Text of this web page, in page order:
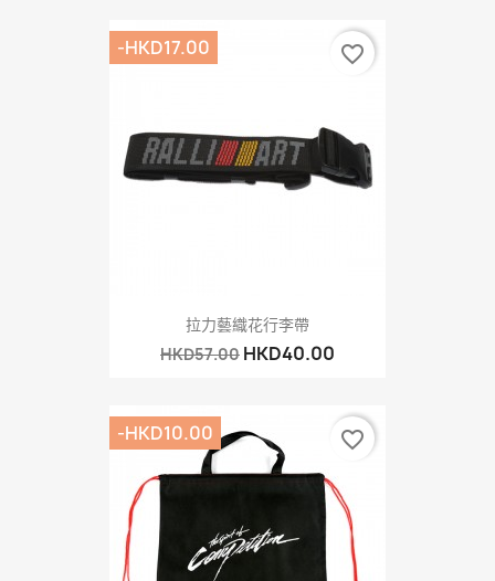
拉力藝織花行李帶
HKD57.00 HKD40.00
-HKD17.00 favorite_border
-HKD10.00 favorite_border